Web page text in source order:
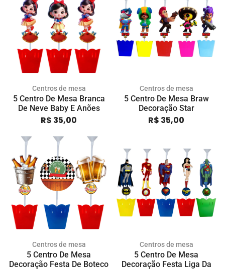
Centros de mesa
5 Centro De Mesa Branca
De Neve Baby E Anões
R$ 35,00
Centros de mesa
5 Centro De Mesa Braw
Decoração Star
R$ 35,00
Centros de mesa
5 Centro De Mesa
Decoração Festa De Boteco
Centros de mesa
5 Centro De Mesa
Decoração Festa Liga Da